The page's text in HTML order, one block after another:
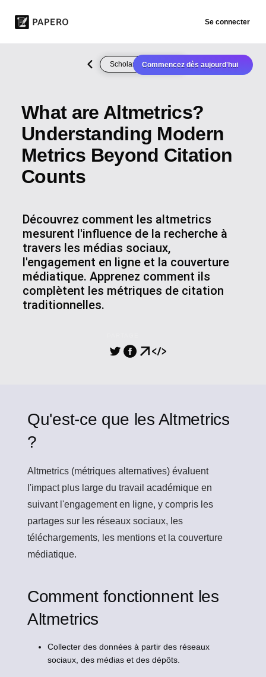
Se connecter
Commencez dès aujourd'hui
Scholarly Publishing
What are Altmetrics?
Understanding Modern
Metrics Beyond Citation
Counts
Découvrez comment les altmetrics
mesurent l'influence de la recherche à
travers les médias sociaux,
l'engagement en ligne et la couverture
médiatique. Apprenez comment ils
complètent les métriques de citation
traditionnelles.
Qu'est-ce que les Altmetrics
?
Altmetrics (métriques alternatives) évaluent
l'impact plus large du travail académique en
suivant l'engagement en ligne, y compris les
partages sur les réseaux sociaux, les
téléchargements, les mentions et la couverture
médiatique.
Comment fonctionnent les
Altmetrics
Collecter des données à partir des réseaux
sociaux, des médias et des dépôts.